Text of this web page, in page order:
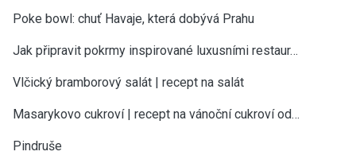
Poke bowl: chuť Havaje, která dobývá Prahu
Jak připravit pokrmy inspirované luxusními restaur…
Vlčický bramborový salát | recept na salát
Masarykovo cukroví | recept na vánoční cukroví od…
Pindruše